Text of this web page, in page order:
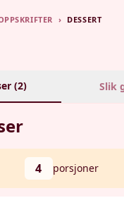
› DESSERT
(2) Slik
4 porsjoner